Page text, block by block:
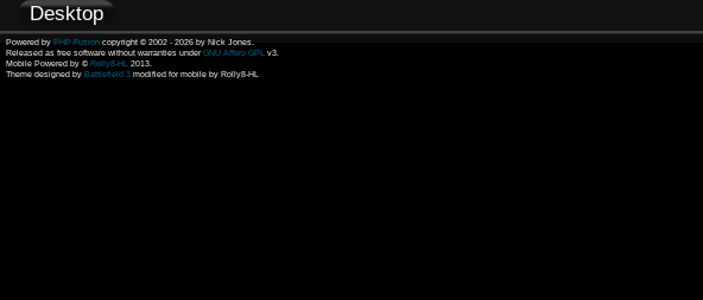
Desktop
Powered by PHP-Fusion copyright © 2002 - 2026 by Nick Jones.
Released as free software without warranties underGNU Affero GPL v3.
Mobile Powered by © Rolly8-HL 2013.
Theme designed by Battlefield 3 modified for mobile by Rolly8-HL